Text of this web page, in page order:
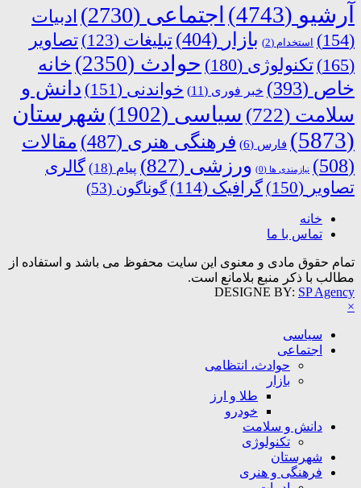
آرشیو (4743) اجتماعی (2730)
ادبیات
(154)
استخدام (2) بازار (404) تبلیغات (123)
تصاویر
(165)
تکنولوژی (180) حوادث (2350)
خانه
خاص (393) خبر فوری (11) خواندنی (151)
دانش و
سلامت (722) سیاسی (1902)
شهرستان
(5873)
فارس (6) فرهنگی هنری (487)
مقالات
(508)
نیازمندی ها (0) ورزشی (827) پیام (18)
گالری
تصاویر (150) گرافیک (114) گوناگون (53)
خانه
تماس با ما
تمام حقوق مادی و معنوی این سایت محفوظ می باشد و استفاده از
مطالب با ذکر منبع بلامانع است.
DESIGNE BY: SP Agency
×
سیاسی
اجتماعی
حوادث، انتظامی
بازار
طلا و ارز
خودرو
دانش و سلامت
تکنولوژی
شهرستان
فرهنگی و هنری